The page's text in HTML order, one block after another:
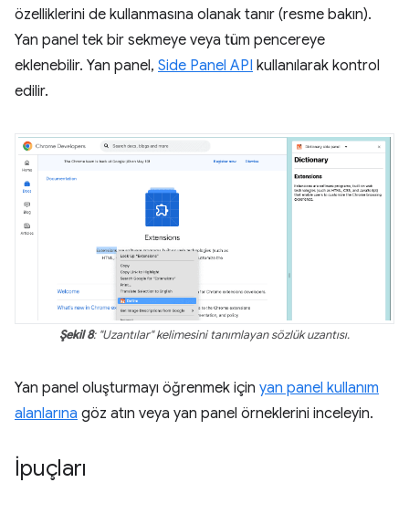
özelliklerini de kullanmasına olanak tanır (resme bakın).
Yan panel tek bir sekmeye veya tüm pencereye
eklenebilir. Yan panel, Side Panel API kullanılarak kontrol
edilir.
Şekil 8: "Uzantılar" kelimesini tanımlayan sözlük uzantısı.
Yan panel oluşturmayı öğrenmek için yan panel kullanım
alanlarına göz atın veya yan panel örneklerini inceleyin.
İpuçları